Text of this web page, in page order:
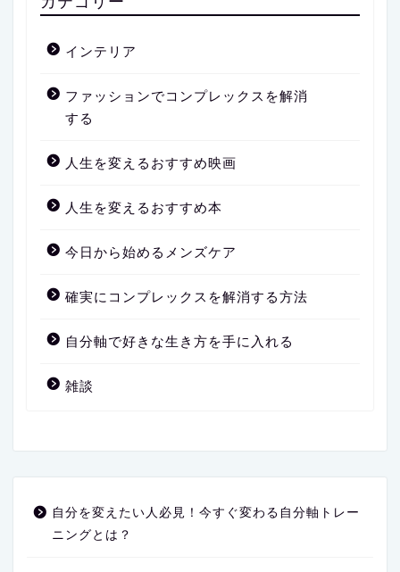
インテリア
ファッションでコンプレックスを解消
する
人生を変えるおすすめ映画
人生を変えるおすすめ本
今日から始めるメンズケア
確実にコンプレックスを解消する方法
自分軸で好きな生き方を手に入れる
雑談
自分を変えたい人必見！今すぐ変わる自分軸トレー
ニングとは？